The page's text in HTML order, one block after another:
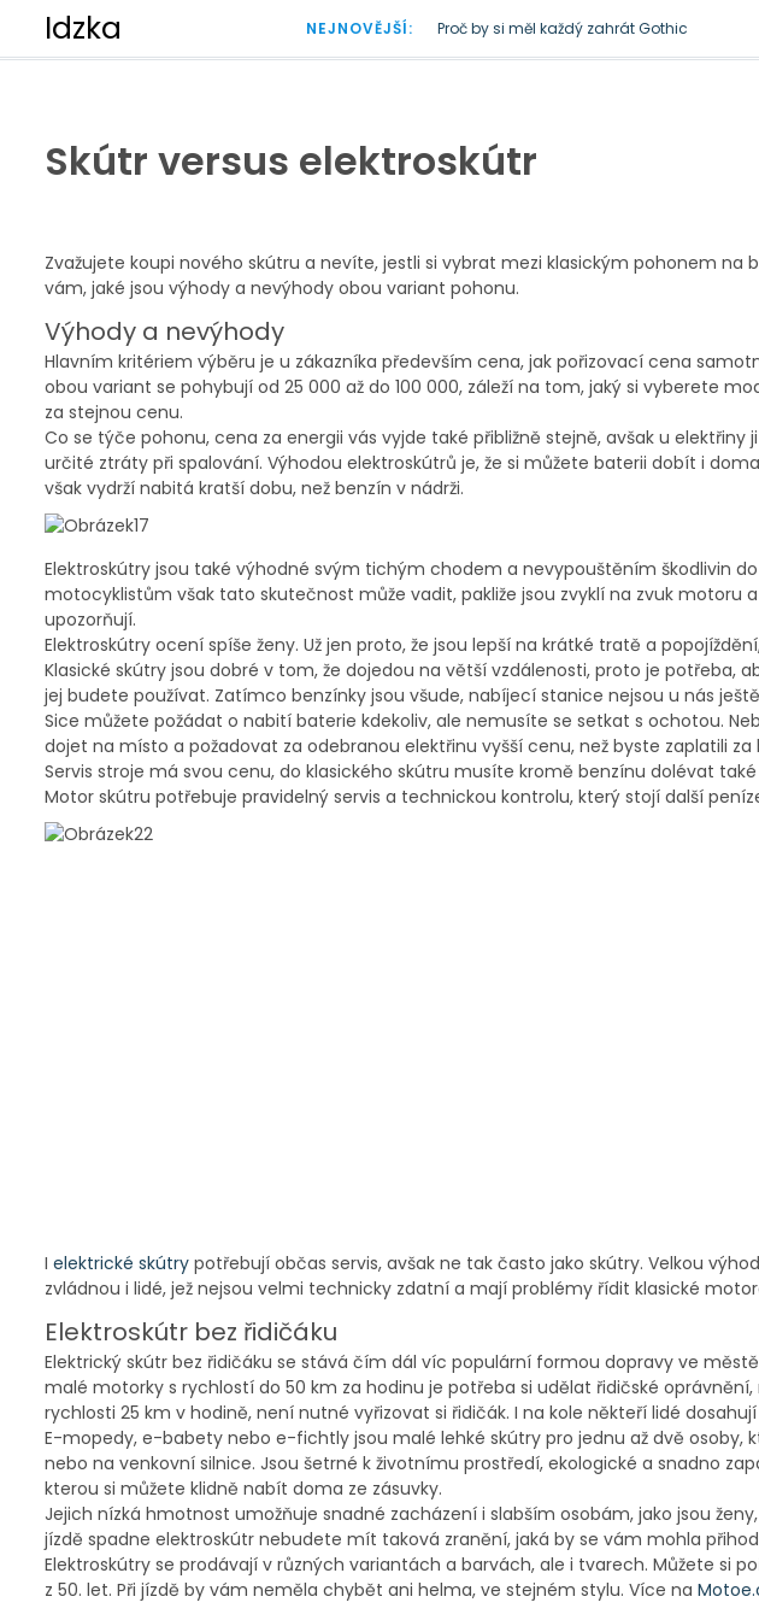
i
Idzka NEJNOVĚJŠÍ:
Proč by si měl každý zahrát Gothic
Doba plastová je docela přirozená
Skútr versus elektroskútr
Zvažujete koupi nového skútru a nevíte, jestli si vybrat mezi klasickým pohonem na
vám, jaké jsou výhody a nevýhody obou variant pohonu.
Výhody a nevýhody
Hlavním kritériem výběru je u zákazníka především cena, jak pořizovací cena
obou variant se pohybují od 25 000 až do 100 000, záleží na tom, jaký si vyberete
za stejnou cenu.
Co se týče pohonu, cena za energii vás vyjde také přibližně stejně, avšak u
určité ztráty při spalování. Výhodou elektroskútrů je, že si můžete baterii dobít i
však vydrží nabitá kratší dobu, než benzín v nádrži.
Elektroskútry jsou také výhodné svým tichým chodem a nevypouštěním škodlivin
motocyklistům však tato skutečnost může vadit, pakliže jsou zvyklí na zvuk motoru
upozorňují.
Elektroskútry ocení spíše ženy. Už jen proto, že jsou lepší na krátké tratě a
Klasické skútry jsou dobré v tom, že dojedou na větší vzdálenosti, proto je potřeba,
jej budete používat. Zatímco benzínky jsou všude, nabíjecí stanice nejsou u nás
Sice můžete požádat o nabití baterie kdekoliv, ale nemusíte se setkat s ochotou.
dojet na místo a požadovat za odebranou elektřinu vyšší cenu, než byste zaplatili za
Servis stroje má svou cenu, do klasického skútru musíte kromě benzínu dolévat
Motor skútru potřebuje pravidelný servis a technickou kontrolu, který stojí další
I elektrické skútry potřebují občas servis, avšak ne tak často jako skútry. Velkou
zvládnou i lidé, jež nejsou velmi technicky zdatní a mají problémy řídit klasické
Elektroskútr bez řidičáku
Elektrický skútr bez řidičáku se stává čím dál víc populární formou dopravy ve
malé motorky s rychlostí do 50 km za hodinu je potřeba si udělat řidičské
rychlosti 25 km v hodině, není nutné vyřizovat si řidičák. I na kole někteří lidé
E-mopedy, e-babety nebo e-fichtly jsou malé lehké skútry pro jednu až dvě osoby,
nebo na venkovní silnice. Jsou šetrné k životnímu prostředí, ekologické a snadno
kterou si můžete klidně nabít doma ze zásuvky.
Jejich nízká hmotnost umožňuje snadné zacházení i slabším osobám, jako jsou
jízdě spadne elektroskútr nebudete mít taková zranění, jaká by se vám mohla
Elektroskútry se prodávají v různých variantách a barvách, ale i tvarech. Můžete si
z 50. let. Při jízdě by vám neměla chybět ani helma, ve stejném stylu. Více na